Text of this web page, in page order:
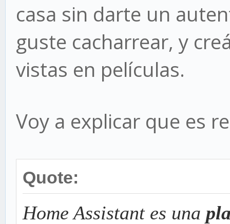
casa sin darte un
guste cacharrear, y
vistas en películas.
Voy a explicar que es
Quote:
Home Assistant es una